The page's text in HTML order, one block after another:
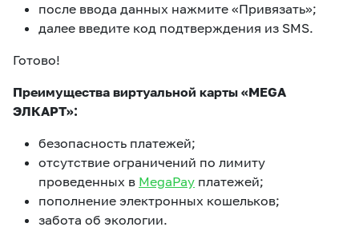
после ввода данных нажмите «Привязать»;
далее введите код подтверждения из SMS.
Готово!
Преимущества виртуальной карты «MEGA
ЭЛКАРТ»:
безопасность платежей;
отсутствие ограничений по лимиту
проведенных в MegaPay платежей;
пополнение электронных кошельков;
забота об экологии.